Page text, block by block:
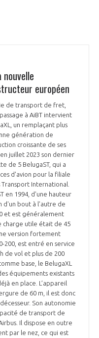
ET SPATIALE
ET SPATIALE
SUR LES RELATIONS ENTRE
ET SPATIALE
DE LA FILIÈRE
4 5 6
7
19
européen
de transport de fret,
à AiBT intervient
un remplaçant plus
génération de
croissante de ses
juillet 2023 son dernier
de 5 BelugaST, qui a
d'avion pour la filiale
International.
en 1994, d'une hauteur
d'un bout à l'autre de
et est généralement
charge utile était de 45
version fortement
200, est entré en service
de vol et plus de 200
base, le BelugaXL
équipements existants
en place. L’appareil
de 60 m, il est donc
Son autonomie
de transport de
Il dispose en outre
par le nez, ce qui est
et développez
au GIFAS.
sectorielles,
...